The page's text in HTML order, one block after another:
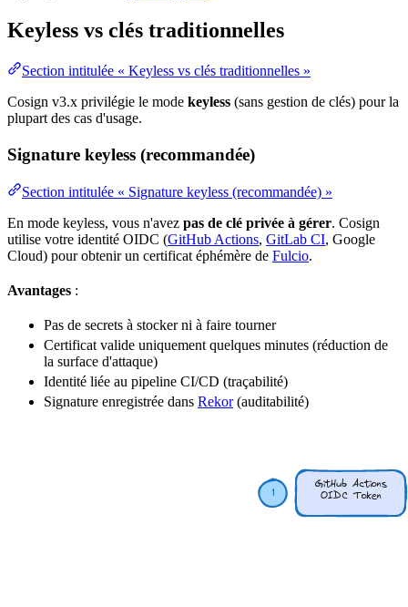
Keyless vs clés traditionnelles
Section intitulée « Keyless vs clés traditionnelles »
Cosign v3.x privilégie le mode keyless (sans gestion de clés) pour la
plupart des cas d'usage.
Signature keyless (recommandée)
Section intitulée « Signature keyless (recommandée) »
En mode keyless, vous n'avez pas de clé privée à gérer. Cosign
utilise votre identité OIDC (GitHub Actions, GitLab CI, Google
Cloud) pour obtenir un certificat éphémère de Fulcio.
Avantages :
Pas de secrets à stocker ni à faire tourner
Certificat valide uniquement quelques minutes (réduction de
la surface d'attaque)
Identité liée au pipeline CI/CD (traçabilité)
Signature enregistrée dans Rekor(auditabilité)